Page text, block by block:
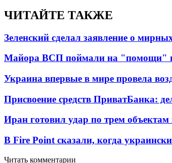
ЧИТАЙТЕ ТАКЖЕ
Зеленский сделал заявление о
Майора ВСП поймали на "помощи"
Украина впервые в мире провела
Присвоение средств ПриватБанка:
Иран готовил удар по трем
В Fire Point сказали, когда
Читать комментарии